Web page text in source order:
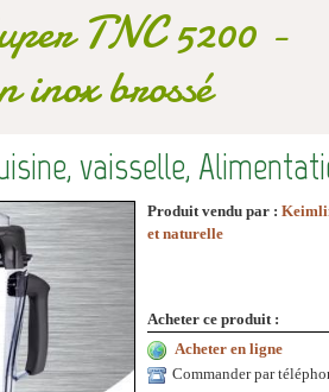
TNC 5200 -
inox brossé
vaisselle,
Produit vendu par :
et naturelle
Acheter ce produit :
Acheter en ligne
Commander par